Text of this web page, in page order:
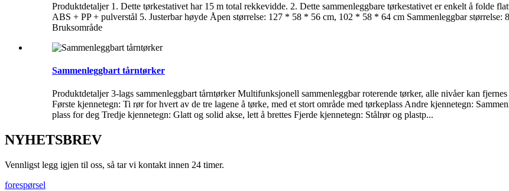
Produktdetaljer 1. Dette tørkestativet har 15 m total rekkevidde. 2. Dette sammenleggbare tørkestativet er enkelt å folde
ABS + PP + pulverstål 5. Justerbar høyde Åpen størrelse: 127 * 58 * 56 cm, 102 * 58 * 64 cm Sammenleggbar
Bruksområde
Sammenleggbart tårntørker
Produktdetaljer 3-lags sammenleggbart tårntørker Multifunksjonell sammenleggbar roterende tørker, alle nivåer kan
Første kjennetegn: Ti rør for hvert av de tre lagene å tørke, med et stort område med tørkeplass Andre kjennetegn:
plass for deg Tredje kjennetegn: Glatt og solid akse, lett å brettes Fjerde kjennetegn: Stålrør og plastp...
NYHETSBREV
Vennligst legg igjen til oss, så tar vi kontakt innen 24 timer.
forespørsel